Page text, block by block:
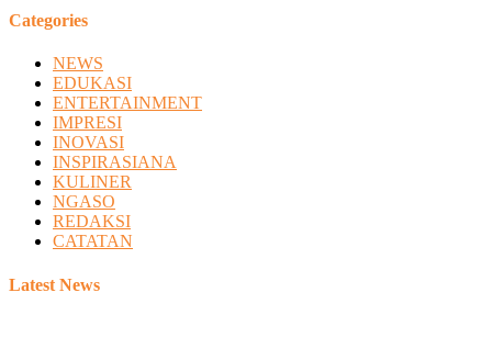
Categories
NEWS
EDUKASI
ENTERTAINMENT
IMPRESI
INOVASI
INSPIRASIANA
KULINER
NGASO
REDAKSI
CATATAN
Latest News